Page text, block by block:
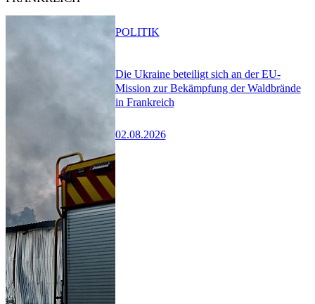
Die Ukraine beteiligt sich an der EU-
Mission zur Bekämpfung der Waldbrände
in Frankreich
02.08.2026
POLITIK